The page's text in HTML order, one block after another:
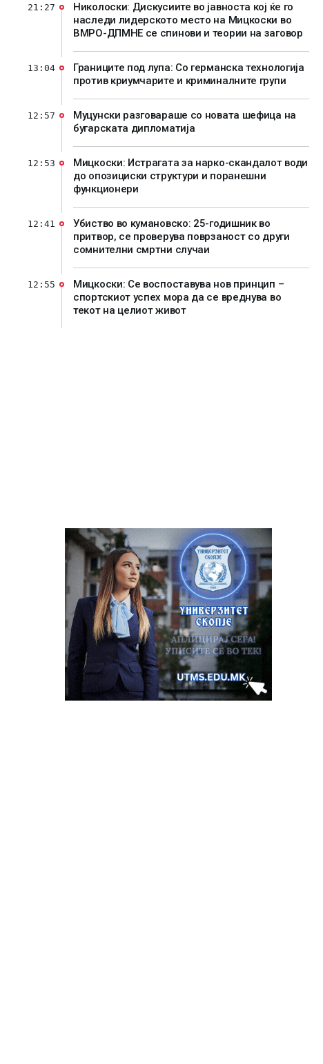
Николоски: Дискусиите во јавноста кој ќе го
наследи лидерското место на Мицкоски во
ВМРО-ДПМНЕ се спинови и теории на заговор
21:27
Границите под лупа: Со германска технологија
против криумчарите и криминалните групи
13:04
Муцунски разговараше со новата шефица на
бугарската дипломатија
12:57
Мицкоски: Истрагата за нарко-скандалот води
до опозициски структури и поранешни
функционери
12:53
Убиство во кумановско: 25-годишник во
притвор, се проверува поврзаност со други
сомнителни смртни случаи
12:41
Мицкоски: Се воспоставува нов принцип –
спортскиот успех мора да се вреднува во
текот на целиот живот
12:55